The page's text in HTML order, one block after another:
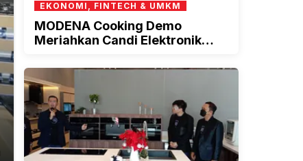
EKONOMI, FINTECH & UMKM
MODENA Cooking Demo
Meriahkan Candi Elektronik